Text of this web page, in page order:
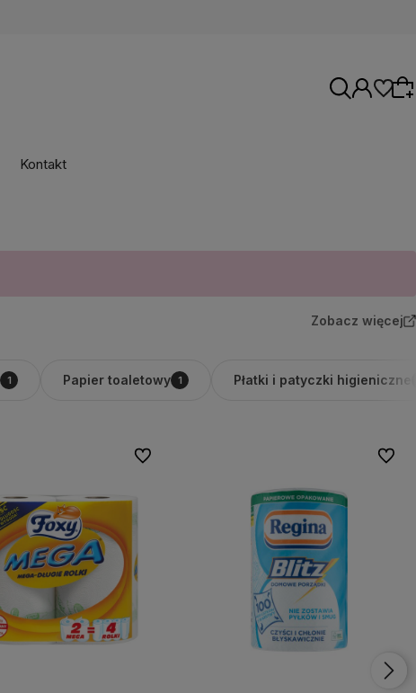
Kontakt
Zobacz więcej
1 Papier toaletowy 1 Płatki i patyczki higieniczne
Do ulubionych Do